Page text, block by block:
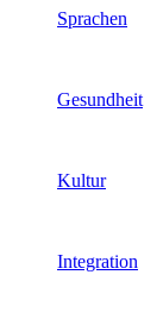
Sprachen
Gesundheit
Kultur
Integration